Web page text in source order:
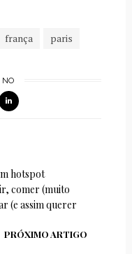
frança paris
NO
hotspot
comer (muito
(e assim querer
PRÓXIMO ARTIGO